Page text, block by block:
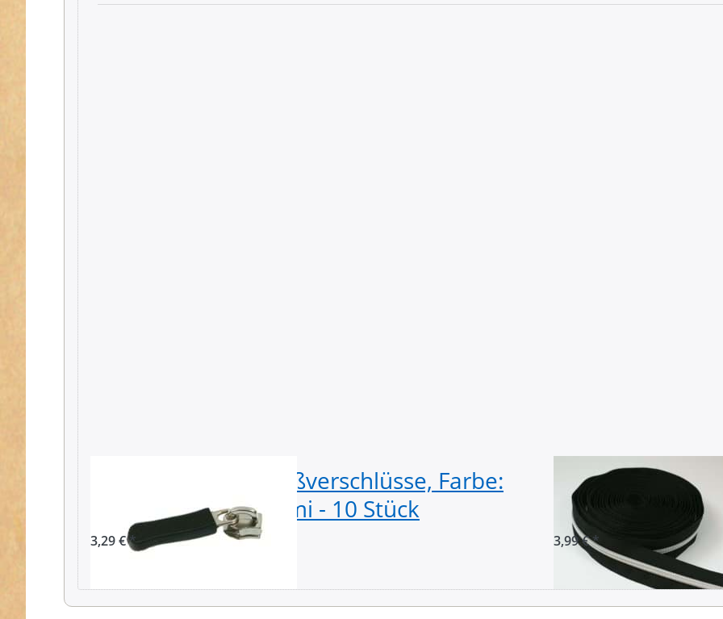
Zipper für 5mm Reißverschlüsse, Farbe:
silber mit Griffgummi - 10 Stück
3,29 € *
5m
Schwarz mit
3,99 € *